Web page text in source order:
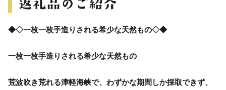
◆◇一枚一枚手造りされる希少な天然もの◇◆
一枚一枚手造りされる希少な天然もの
荒波吹き荒れる津軽海峡で、わずかな期間しか採取できず、